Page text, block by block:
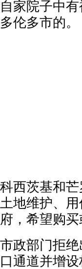
自家院子中
多伦多市的。
科西茨基和
土地维护、
府，希望购买
市政部门拒
口通道并增设